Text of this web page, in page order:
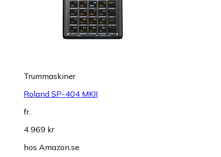
Trummaskiner
Roland SP-404 MKII
fr.
4 969 kr
hos Amazon.se